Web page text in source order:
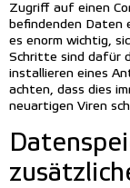
Zugriff auf einen
befindenden Daten
es enorm wichtig,
Schritte sind dafür
installieren eines
achten, dass dies
neuartigen Viren